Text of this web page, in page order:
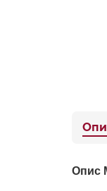
Опис